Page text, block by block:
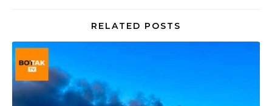
RELATED POSTS